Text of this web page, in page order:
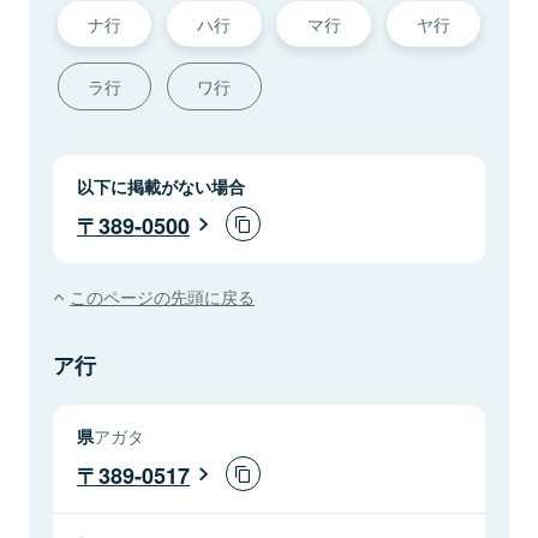
ナ行 ハ行 マ行 ヤ行
ラ行 ワ行
以下に掲載がない場合
389-0500
このページの先頭に戻る
ア行
県アガタ
389-0517